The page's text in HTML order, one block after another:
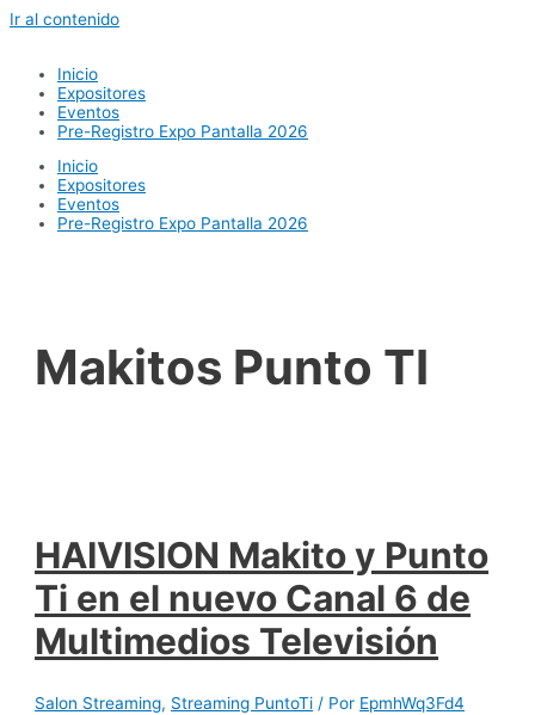
Ir al contenido
Inicio
Expositores
Eventos
Pre-Registro Expo Pantalla 2026
Inicio
Expositores
Eventos
Pre-Registro Expo Pantalla 2026
Makitos Punto TI
HAIVISION Makito y Punto
Ti en el nuevo Canal 6 de
Multimedios Televisión
Salon Streaming, Streaming PuntoTi / Por EpmhWq3Fd4